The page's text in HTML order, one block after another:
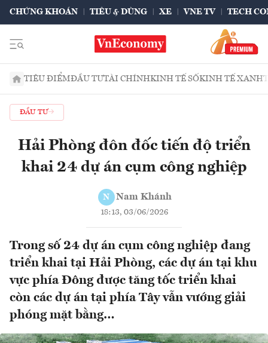
CHỨNG KHOÁN TIÊU & DÙNG XE VNE TV TECH
TIÊU ĐIỂMĐẦU TƯTÀI CHÍNHKINH TẾ SỐKINH TẾ XANH
ĐẦU TƯ
Hải Phòng đôn đốc tiến độ triển
khai 24 dự án cụm công nghiệp
N Nam Khánh
18:13, 03/06/2026
Trong số 24 dự án cụm công nghiệp đang
triển khai tại Hải Phòng, các dự án tại khu
vực phía Đông được tăng tốc triển khai
còn các dự án tại phía Tây vẫn vướng giải
phóng mặt bằng…